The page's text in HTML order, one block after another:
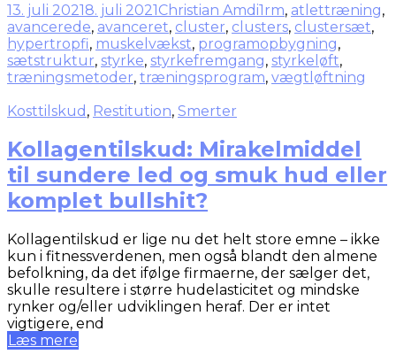
13. juli 20218. juli 2021Christian Amdi1rm, atlettræning,
avancerede, avanceret, cluster, clusters, clustersæt,
hypertropfi, muskelvækst, programopbygning,
sætstruktur, styrke, styrkefremgang, styrkeløft,
træningsmetoder, træningsprogram, vægtløftning
Kosttilskud , Restitution, Smerter
Kollagentilskud: Mirakelmiddel
til sundere led og smuk hud eller
komplet bullshit?
Kollagentilskud er lige nu det helt store emne – ikke
kun i fitnessverdenen, men også blandt den almene
befolkning, da det ifølge firmaerne, der sælger det,
skulle resultere i større hudelasticitet og mindske
rynker og/eller udviklingen heraf. Der er intet
vigtigere, end
Læs mere